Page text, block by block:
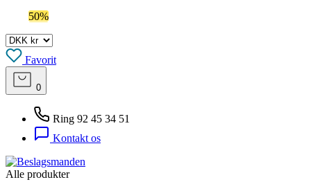
50%
Favorit
0
Ring 92 45 34 51
Kontakt os
Alle produkter